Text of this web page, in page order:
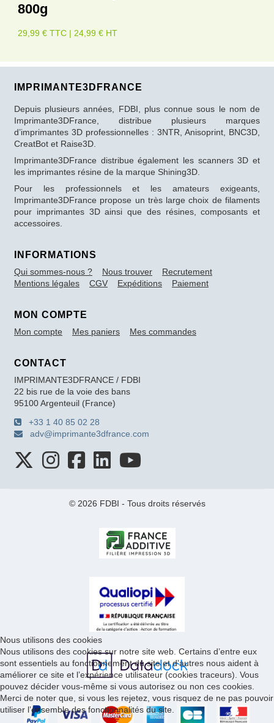
800g
29,99 € TTC | 24,99 € HT
IMPRIMANTE3DFRANCE
Depuis plusieurs années, FDBI, plus connue sous le nom de
Imprimante3DFrance, distribue plusieurs marques
d’imprimantes 3D professionnelles : 3NTR, Anisoprint, BNC3D,
CreatBot et Raise3D.
Imprimante3DFrance distribue également les scanners 3D et
les imprimantes résine de la marque Shining3D.
Pour les professionnels et les amateurs exigeants,
Imprimante3DFrance propose un très large choix de filaments
pour imprimantes 3D ainsi que des résines, composants et
accessoires.
INFORMATIONS
Qui sommes-nous ? Nous trouver
Recrutement
Mentions légales
CGV Expéditions Paiement
MON COMPTE
Mon compte Mes paniers Mes commandes
CONTACT
IMPRIMANTE3DFRANCE / FDBI
22 bis rue de la voie des bans
95100 Argenteuil (France)
+33 1 40 85 02 28
adv@imprimante3dfrance.com
© 2026 FDBI - Tous droits réservés
Nous utilisons des cookies
Nous utilisons des cookies sur notre site web. Certains d’entre eux
sont essentiels au fonctionnement du site et d’autres nous aident à
améliorer ce site et l’expérience utilisateur (cookies traceurs). Vous
pouvez décider vous-même si vous autorisez ou non ces cookies.
Merci de noter que, si vous les rejetez, vous risquez de ne pas pouvoir
utiliser l’ensemble des fonctionnalités du site.